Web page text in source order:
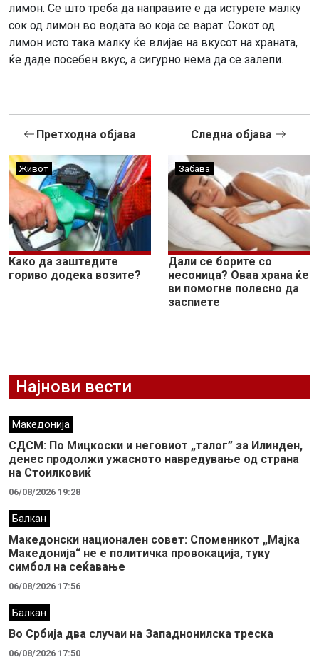
лимон. Се што треба да направите е да истурете малку
сок од лимон во водата во која се варат. Сокот од
лимон исто така малку ќе влијае на вкусот на храната,
ќе даде посебен вкус, а сигурно нема да се залепи.
Претходна објава
Живот
Како да заштедите
гориво додека возите?
Следна објава
Забава
Дали се борите со
несоница? Оваа храна ќе
ви помогне полесно да
заспиете
Најнови вести
Македонија
СДСМ: По Мицкоски и неговиот „талог” за Илинден,
денес продолжи ужасното навредување од страна
на Стоилковиќ
06/08/2026 19:28
Балкан
Македонски национален совет: Споменикот „Мајка
Македонија“ не е политичка провокација, туку
симбол на сеќавање
06/08/2026 17:56
Балкан
Во Србија два случaи на Западнонилска треска
06/08/2026 17:50